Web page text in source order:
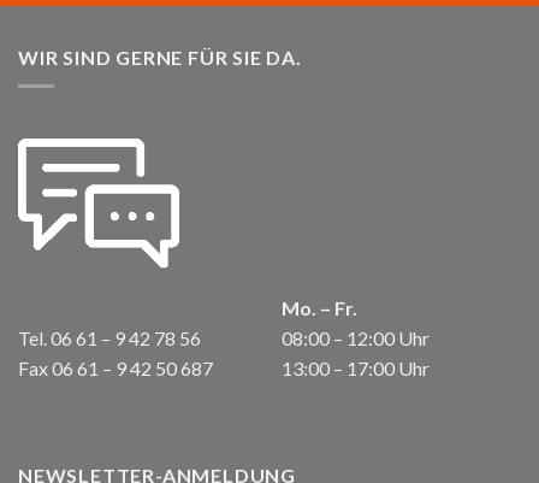
WIR SIND GERNE FÜR SIE DA.
Tel. 06 61 – 9 42 78 56
Fax 06 61 – 9 42 50 687
Mo. – Fr.
08:00 – 12:00 Uhr
13:00 – 17:00 Uhr
NEWSLETTER-ANMELDUNG